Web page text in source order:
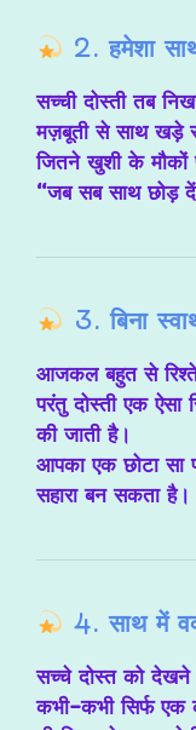
2.हमेशा
सच्ची दोस्ती तब
मज़बूती से साथ खड़े
जितने खुशी के मौकों
“जब सब साथ छोड़
3.बिना
आजकल बहुत से
परंतु दोस्ती एक ऐसा
की जाती है।
आपका एक छोटा सा
सहारा बन सकता है।
4.साथ में
सच्चे दोस्त को
कभी-कभी सिर्फ एक